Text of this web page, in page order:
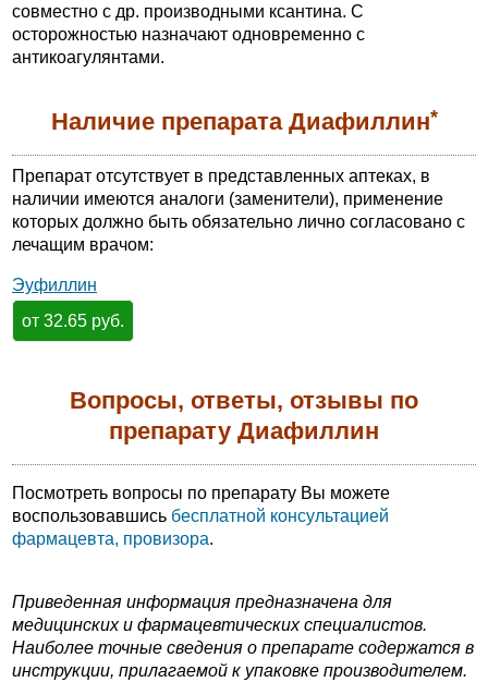
совместно с др. производными ксантина. С
осторожностью назначают одновременно с
антикоагулянтами.
Наличие препарата Диафиллин*
Препарат отсутствует в представленных аптеках, в
наличии имеются аналоги (заменители), применение
которых должно быть обязательно лично согласовано с
лечащим врачом:
Эуфиллин
от 32.65 руб.
Вопросы, ответы, отзывы по
препарату Диафиллин
Посмотреть вопросы по препарату Вы можете
воспользовавшись бесплатной консультацией
фармацевта, провизора.
Приведенная информация предназначена для
медицинских и фармацевтических специалистов.
Наиболее точные сведения о препарате содержатся в
инструкции, прилагаемой к упаковке производителем.